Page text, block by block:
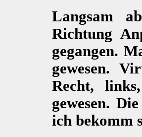
Langsam
Richtung
gegangen.
gewesen.
Recht,
gewesen.
ich bekomm